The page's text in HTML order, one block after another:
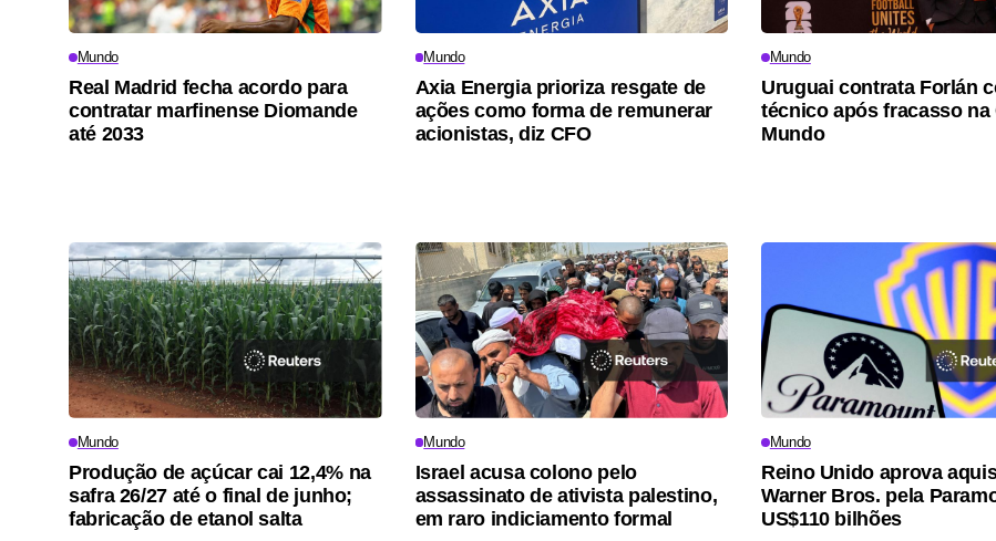
Mundo
Real Madrid fecha acordo para
contratar marfinense Diomande
até 2033
Mundo
Axia Energia prioriza resgate de
ações como forma de remunerar
acionistas, diz CFO
Mundo
Uruguai contrata Forlán
técnico após fracasso na
Mundo
Mundo
Produção de açúcar cai 12,4% na
safra 26/27 até o final de junho;
fabricação de etanol salta
Mundo
Israel acusa colono pelo
assassinato de ativista palestino,
em raro indiciamento formal
Mundo
Reino Unido aprova
Warner Bros. pela
US$110 bilhões